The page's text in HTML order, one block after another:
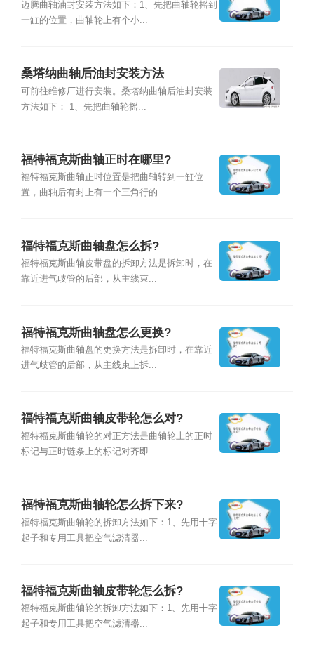
迈腾曲轴油封安装方法如下：1、先把曲轴轮摇到
一缸的位置，曲轴轮上有个小...
桑塔纳曲轴后油封安装方法
可前往维修厂进行安装。桑塔纳曲轴后油封安装
方法如下： 1、先把曲轴轮摇...
福特福克斯曲轴正时在哪里?
福特福克斯曲轴正时位置是把曲轴转到一缸位
置，曲轴后有封上有一个三角行的...
福特福克斯曲轴盘怎么拆?
福特福克斯曲轴皮带盘的拆卸方法是拆卸时，在
靠近进气歧管的后部，从主线束...
福特福克斯曲轴盘怎么更换?
福特福克斯曲轴盘的更换方法是拆卸时，在靠近
进气歧管的后部，从主线束上拆...
福特福克斯曲轴皮带轮怎么对?
福特福克斯曲轴轮的对正方法是曲轴轮上的正时
标记与正时链条上的标记对齐即...
福特福克斯曲轴轮怎么拆下来?
福特福克斯曲轴轮的拆卸方法如下：1、先用十字
起子和专用工具把空气滤清器...
福特福克斯曲轴皮带轮怎么拆?
福特福克斯曲轴轮的拆卸方法如下：1、先用十字
起子和专用工具把空气滤清器...